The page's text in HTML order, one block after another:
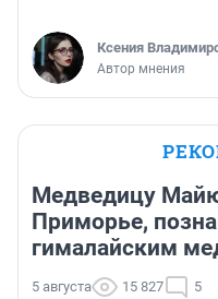
Ксения
Автор мнения
Медведицу
Приморье,
гималайским
5 августа 15 827 5